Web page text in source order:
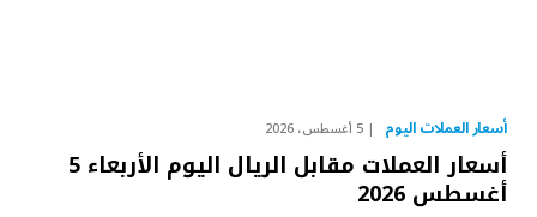
أسعار العملات اليوم 5 أغسطس، 2026
أسعار العملات مقابل الريال اليوم الأربعاء 5
أغسطس 2026